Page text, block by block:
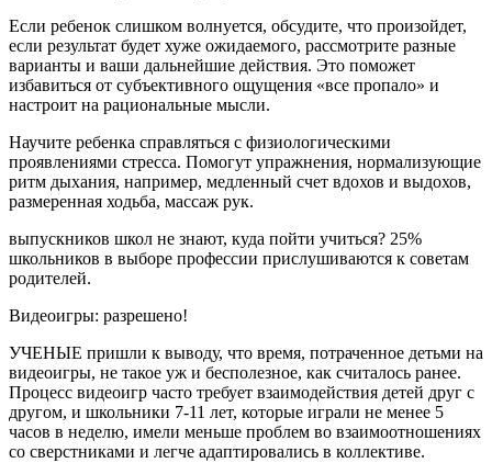
Если ребенок слишком волнуется, обсудите, что произойдет,
если резуль­тат будет хуже ожидаемого, рассмотрите разные
варианты и ваши дальней­шие действия. Это поможет
избавиться от субъективного ощущения «все пропало» и
настроит на рациональные мысли.
Научите ребенка справляться с физиологическими
проявлениями стресса. Помогут упражнения, нормализующие
ритм дыхания, например, медленный счет вдохов и выдохов,
размеренная ходьба, массаж рук.
выпускников школ не знают, куда пойти учиться? 25%
школьников в выборе профессии прислушиваются к советам
родителей.
Видеоигры: разрешено!
УЧЕНЫЕ пришли к выводу, что время, потраченное детьми на
видеоигры, не такое уж и бес­полезное, как считалось ранее.
Процесс видеоигр часто требует взаимодействия детей друг с
дру­гом, и школьники 7-11 лет, которые играли не менее 5
часов в неделю, имели меньше проблем во взаимо­отношениях
со сверстниками и лег­че адаптировались в коллективе.